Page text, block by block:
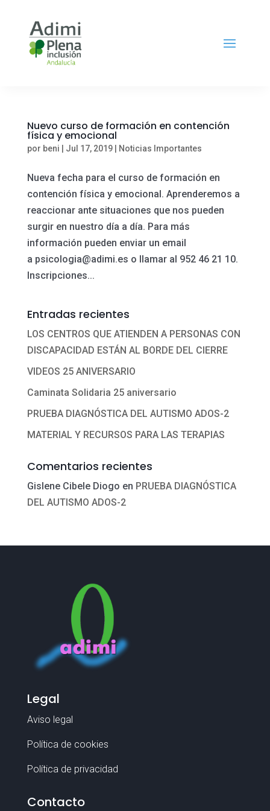
Nuevo curso de formación en contención
física y emocional
por beni Jul 17, 2019| Noticias Importantes
Nueva fecha para el curso de formación en
contención física y emocional. Aprenderemos a
reaccionar ante situaciones que nos pueden
surgir en nuestro día a día. Para más
información pueden enviar un email
a psicologia@adimi.es o llamar al 952 46 21 10.
Inscripciones...
Entradas recientes
LOS CENTROS QUE ATIENDEN A PERSONAS CON
DISCAPACIDAD ESTÁN AL BORDE DEL CIERRE
VIDEOS 25 ANIVERSARIO
Caminata Solidaria 25 aniversario
PRUEBA DIAGNÓSTICA DEL AUTISMO ADOS-2
MATERIAL Y RECURSOS PARA LAS TERAPIAS
Comentarios recientes
Gislene Cibele Diogo en PRUEBA DIAGNÓSTICA
DEL AUTISMO ADOS-2
Legal
Aviso legal
Política de cookies
Política de privacidad
Contacto